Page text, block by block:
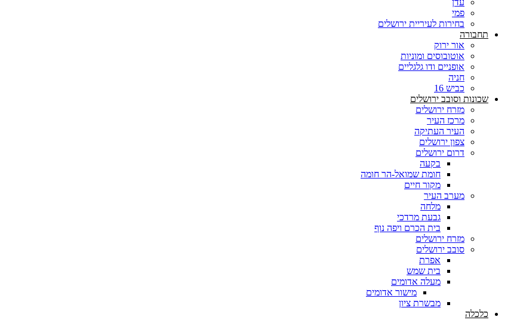
עדן
פמי
בחירות לעיריית ירושלים
תחבורה
אור ירוק
אוטובוסים ומוניות
אופניים ודו גלגליים
חניה
כביש 16
שכונות וסובב ירושלים
מזרח ירושלים
מרכז העיר
העיר העתיקה
צפון ירושלים
דרום ירושלים
בקעה
חומת שמואל-הר חומה
מקור חיים
מערב העיר
מלחה
גבעת מרדכי
בית הכרם ויפה נוף
מזרח ירושלים
סובב ירושלים
אפרת
בית שמש
מעלה אדומים
מישור אדומים
מבשרת ציון
כלכלה